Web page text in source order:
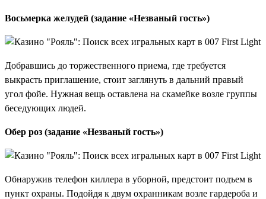
Восьмерка желудей (задание «Незваный гость»)
Добравшись до торжественного приема, где требуется
выкрасть приглашение, стоит заглянуть в дальний правый
угол фойе. Нужная вещь оставлена на скамейке возле группы
беседующих людей.
Обер роз (задание «Незваный гость»)
Обнаружив телефон киллера в уборной, предстоит подъем в
пункт охраны. Подойдя к двум охранникам возле гардероба и